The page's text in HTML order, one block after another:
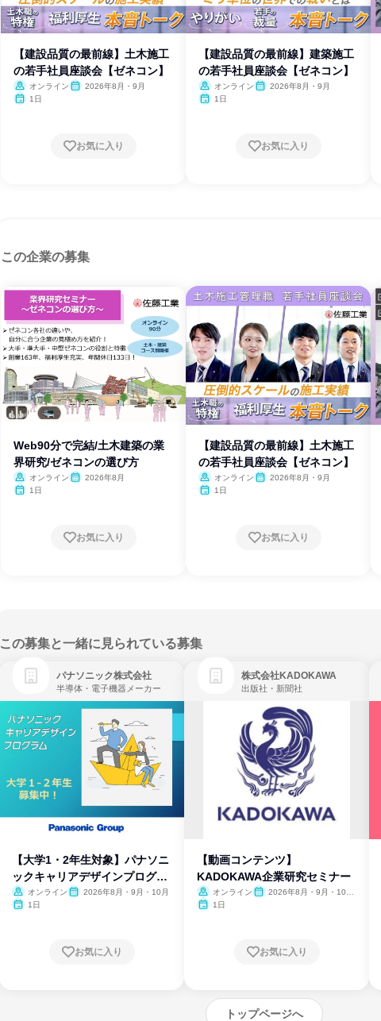
【建設品質の最前線】土木施工
の若手社員座談会【ゼネコン】
オンライン
2026年8月・9月
1日
お気に入り
【建設品質の最前線】建築施工
の若手社員座談会【ゼネコン】
オンライン
2026年8月・9月
1日
お気に入り
この企業の募集
Web90分で完結/土木建築の業
界研究/ゼネコンの選び方
オンライン
2026年8月
1日
お気に入り
【建設品質の最前線】土木施工
の若手社員座談会【ゼネコン】
オンライン
2026年8月・9月
1日
お気に入り
この募集と一緒に見られている募集
パナソニック株式会社
半導体・電子機器メーカー
【大学1・2年生対象】パナソニ
ックキャリアデザインプログラ
ム
オンライン
2026年8月・9月・10月
1日
お気に入り
株式会社KADOKAWA
出版社・新聞社
【動画コンテンツ】
KADOKAWA企業研究セミナー
オンライン
2026年8月・9月・10
1日
お気に入り
トップページへ